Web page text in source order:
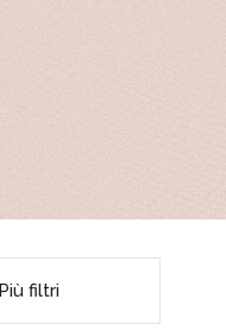
Più filtri